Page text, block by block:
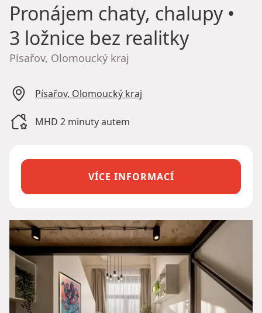
Pronájem chaty, chalupy•
3 ložnice bez realitky
Písařov, Olomoucký kraj
Písařov, Olomoucký kraj
MHD 2 minuty autem
VÍCE INFORMACÍ